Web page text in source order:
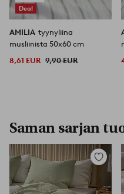
Deal
AMILIA tyynyliina
musliinista 50x60 cm
8,61 EUR 9,90 EUR
Saman sarjan
Lisää